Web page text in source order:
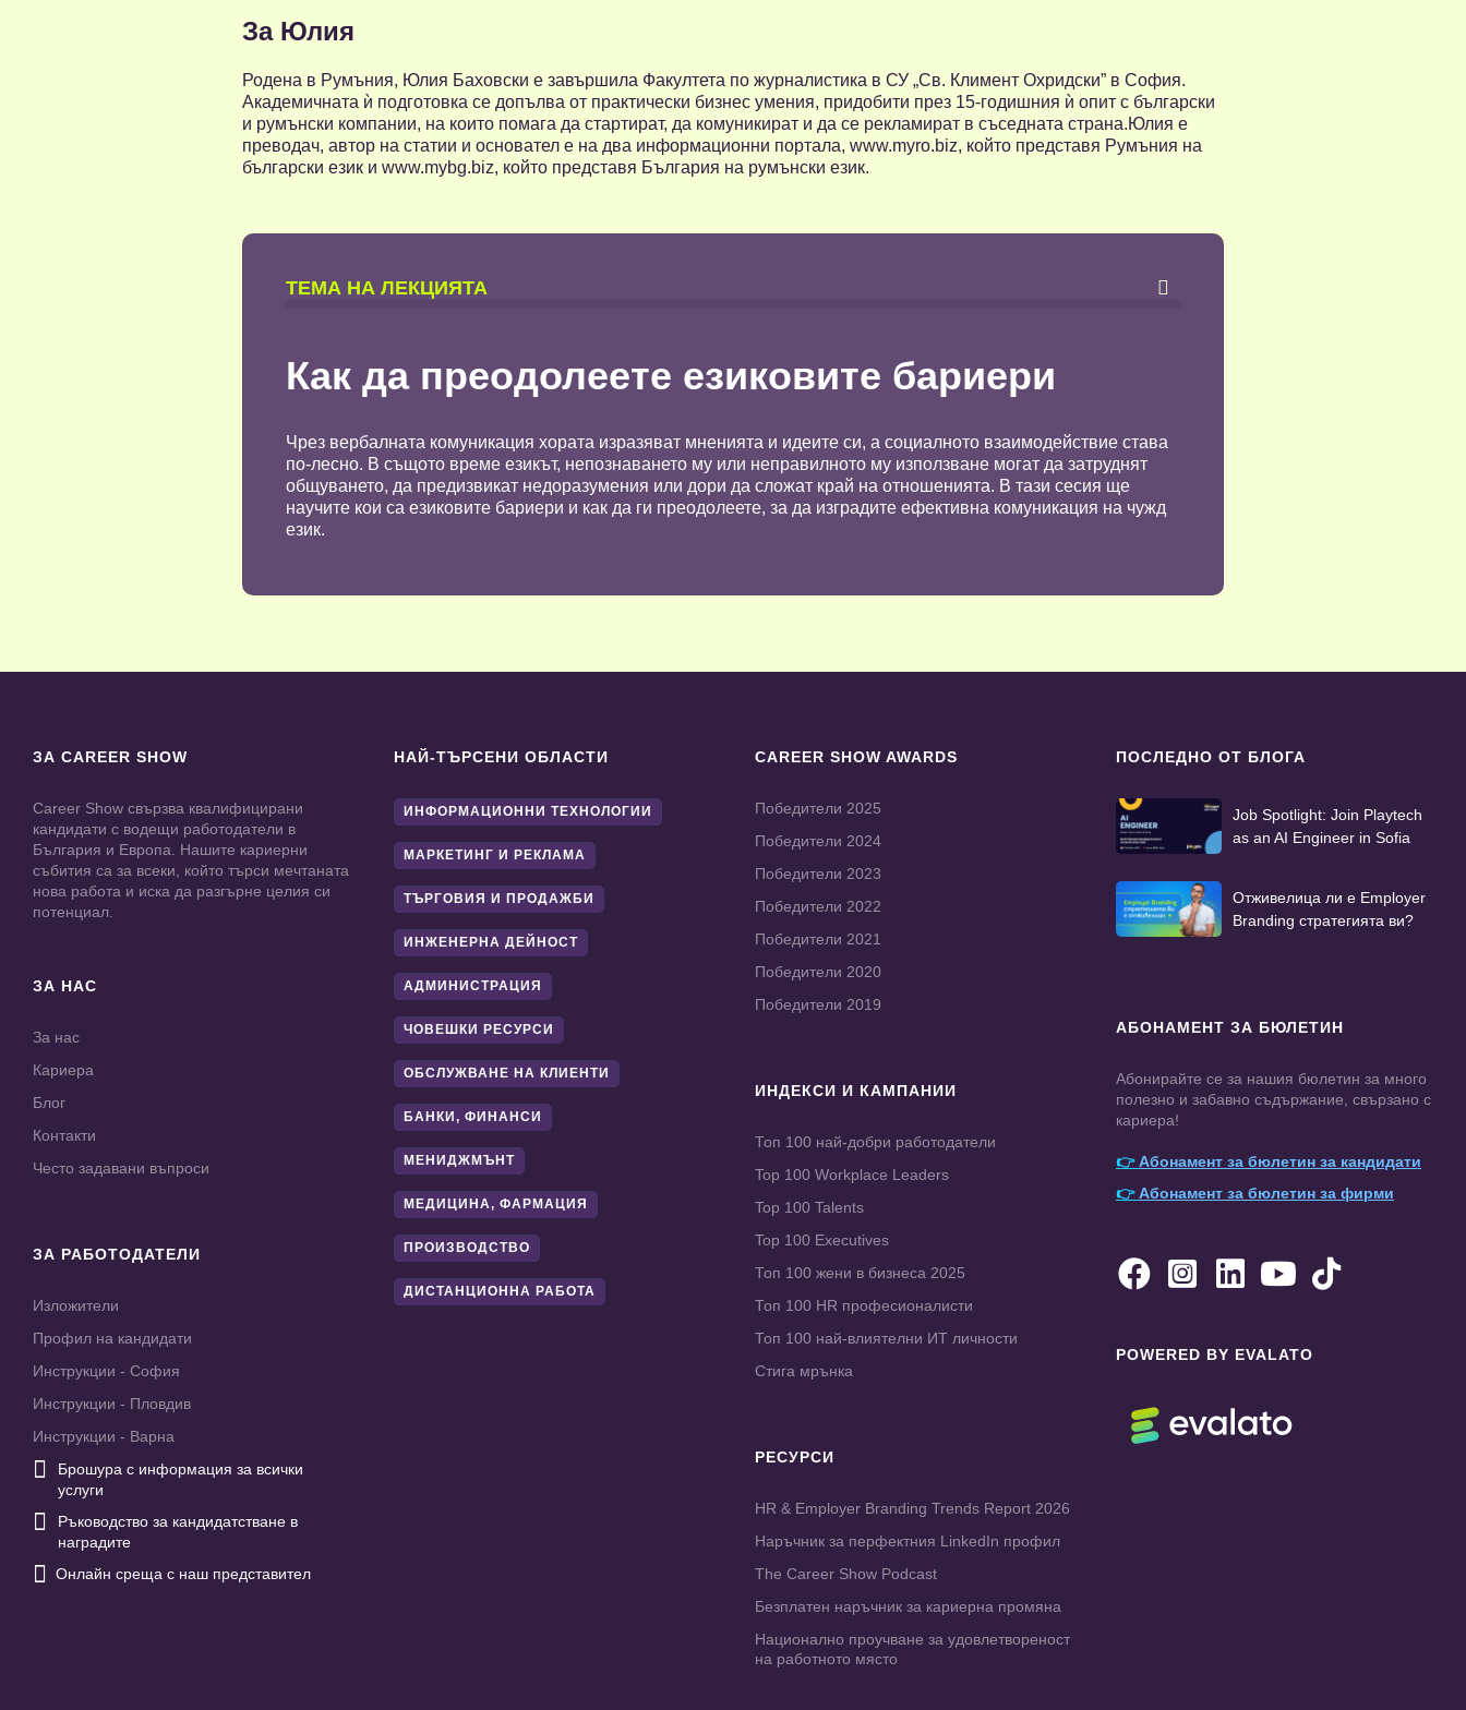
За Юлия
Родена в Румъния, Юлия Баховски е завършила Факултета по журналистика в СУ „Св. Климент Охридски” в София.
Академичната ѝ подготовка се допълва от практически бизнес умения, придобити през 15-годишния ѝ опит с български
и румънски компании, на които помага да стартират, да комуникират и да се рекламират в съседната страна.Юлия е
преводач, автор на статии и основател е на два информационни портала, www.myro.biz, който представя Румъния на
български език и www.mybg.biz, който представя България на румънски език.
TЕМА НА ЛЕКЦИЯТА 
Как да преодолеете езиковите бариери
Чрез вербалната комуникация хората изразяват мненията и идеите си, а социалното взаимодействие става
по-лесно. В същото време езикът, непознаването му или неправилното му използване могат да затруднят
общуването, да предизвикат недоразумения или дори да сложат край на отношенията. В тази сесия ще
научите кои са езиковите бариери и как да ги преодолеете, за да изградите ефективна комуникация на чужд
език.
ЗА CAREER SHOW
Career Show свързва квалифицирани
кандидати с водещи работодатели в
България и Европа. Нашите кариерни
събития са за всеки, който търси мечтаната
нова работа и иска да разгърне целия си
потенциал.
ЗА НАС
За нас
Кариера
Блог
Контакти
Често задавани въпроси
ЗА РАБОТОДАТЕЛИ
Изложители
Профил на кандидати
Инструкции - София
Инструкции - Пловдив
Инструкции - Варна

Брошура с информация за всички
услуги

Ръководство за кандидатстване в
наградите
 Онлайн среща с наш представител
НАЙ-ТЪРСЕНИ ОБЛАСТИ
ИНФОРМАЦИОННИ ТЕХНОЛОГИИ
МАРКЕТИНГ И РЕКЛАМА
ТЪРГОВИЯ И ПРОДАЖБИ
ИНЖЕНЕРНА ДЕЙНОСТ
АДМИНИСТРАЦИЯ
ЧОВЕШКИ РЕСУРСИ
ОБСЛУЖВАНЕ НА КЛИЕНТИ
БАНКИ, ФИНАНСИ
МЕНИДЖМЪНТ
МЕДИЦИНА, ФАРМАЦИЯ
ПРОИЗВОДСТВО
ДИСТАНЦИОННА РАБОТА
CAREER SHOW AWARDS
Победители 2025
Победители 2024
Победители 2023
Победители 2022
Победители 2021
Победители 2020
Победители 2019
ИНДЕКСИ И КАМПАНИИ
Топ 100 най-добри работодатели
Top 100 Workplace Leaders
Top 100 Talents
Top 100 Executives
Топ 100 жени в бизнеса 2025
Топ 100 HR професионалисти
Топ 100 най-влиятелни ИТ личности
Стига мрънка
РЕСУРСИ
HR & Employer Branding Trends Report 2026
Наръчник за перфектния LinkedIn профил
The Career Show Podcast
Безплатен наръчник за кариерна промяна
Национално проучване за удовлетвореност
на работното място
ПОСЛЕДНО ОТ БЛОГА
Job Spotlight: Join Playtech
as an AI Engineer in Sofia
Отживелица ли е Employer
Branding стратегията ви?
АБОНАМЕНТ ЗА БЮЛЕТИН
Абонирайте се за нашия бюлетин за много
полезно и забавно съдържание, свързано с
кариера!
👉Абонамент за бюлетин за кандидати
👉Абонамент за бюлетин за фирми
    
POWERED BY EVALATO